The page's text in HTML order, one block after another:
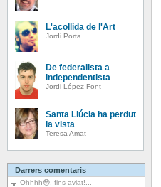
L'acollida de l'Art
Jordi Porta
De federalista a
independentista
Jordi López Font
Santa Llúcia ha perdut
la vista
Teresa Amat
Darrers comentaris
Ohhhh😳, fins aviat!...